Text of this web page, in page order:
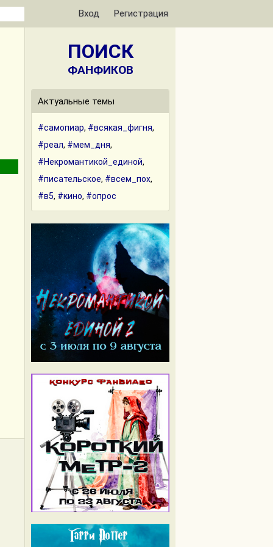
Вход Регистрация
ПОИСК
ФАНФИКОВ
Актуальные темы
#самопиар, #всякая_фигня,
#реал, #мем_дня,
#Некромантикой_единой,
#писательское, #всем_пох,
#в5, #кино, #опрос